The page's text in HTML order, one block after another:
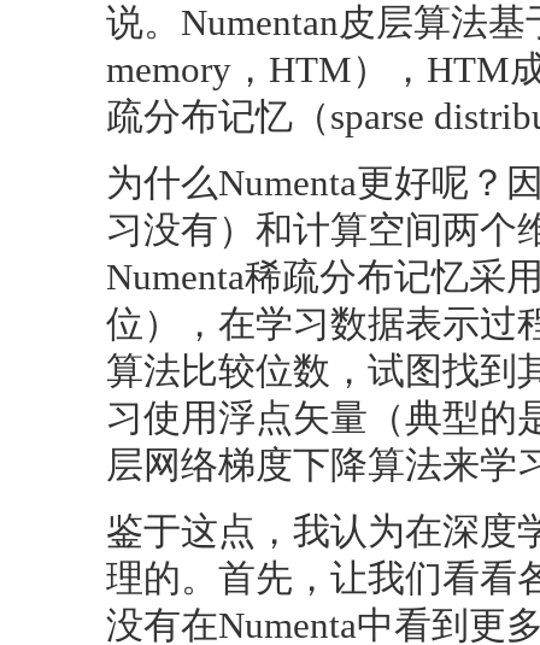
说。Numentan皮层算法
memory，HTM），HTM
疏分布记忆（sparse
为什么Numenta更好呢？
习没有）和计算空间两个
Numenta稀疏分布记忆采
位），在学习数据表示过
算法比较位数，试图找到
习使用浮点矢量（典型的
层网络梯度下降算法来学
鉴于这点，我认为在深度
理的。首先，让我们看看
没有在Numenta中看到更